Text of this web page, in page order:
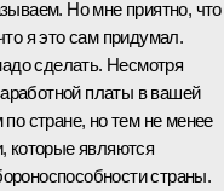
Но мне приятно, что
я это сам придумал.
сделать. Несмотря
платы в вашей
стране, но тем не менее
которые являются
страны.